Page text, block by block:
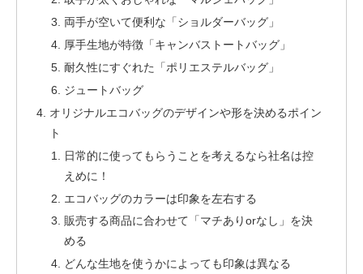
両手が空いて便利な「ショルダーバッグ」
厚手生地が特徴「キャンバストートバッグ」
耐久性にすぐれた「ポリエステルバッグ」
ジュートバッグ
オリジナルエコバッグのデザインや形を決めるポイン
ト
日常的に使ってもらうことを考えるなら社名は控
えめに！
エコバッグのカラーは印象を左右する
販売する商品に合わせて「マチありorなし」を決
める
どんな生地を使うかによっても印象は異なる